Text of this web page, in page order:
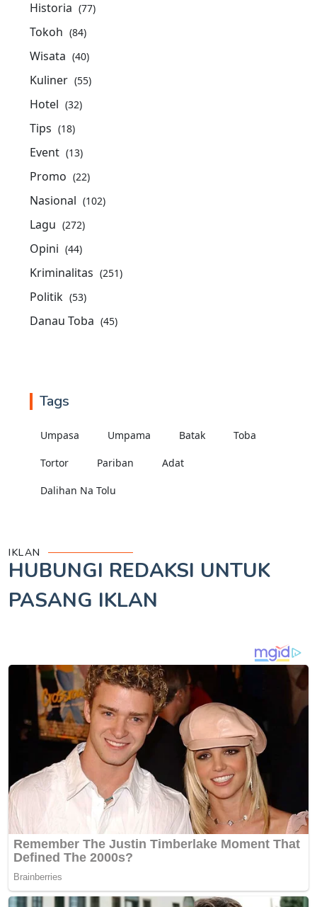
Historia (77)
Tokoh (84)
Wisata (40)
Kuliner (55)
Hotel (32)
Tips (18)
Event (13)
Promo (22)
Nasional (102)
Lagu (272)
Opini (44)
Kriminalitas (251)
Politik (53)
Danau Toba (45)
Tags
Umpasa Umpama Batak Toba
Tortor Pariban Adat
Dalihan Na Tolu
IKLAN
HUBUNGI REDAKSI UNTUK
PASANG IKLAN